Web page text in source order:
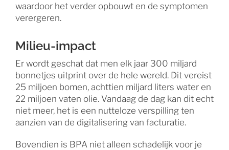
waardoor het verder opbouwt en de symptomen
verergeren.
Milieu-impact
Er wordt geschat dat men elk jaar 300 miljard
bonnetjes uitprint over de hele wereld. Dit vereist
25 miljoen bomen, achttien miljard liters water en
22 miljoen vaten olie. Vandaag de dag kan dit echt
niet meer, het is een nutteloze verspilling ten
aanzien van de digitalisering van facturatie.
Bovendien is BPA niet alleen schadelijk voor je